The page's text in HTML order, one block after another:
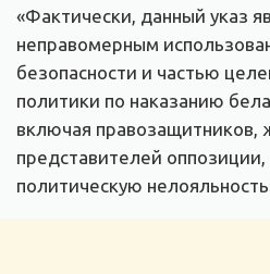
«Фактически, данный указ
неправомерным
безопасности и частью
политики по наказанию
включая правозащитников,
представителей
политическую